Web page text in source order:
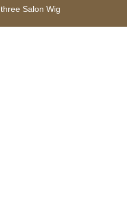
Salon Wig